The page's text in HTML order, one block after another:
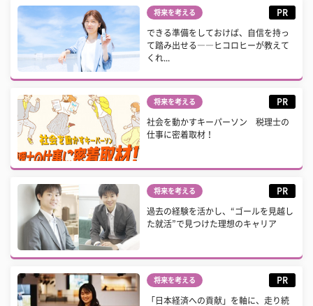
将来を考える PR
できる準備をしておけば、自信を持っ
て踏み出せる――ヒコロヒーが教えて
くれ...
将来を考える PR
社会を動かすキーパーソン 税理士の
仕事に密着取材！
将来を考える PR
過去の経験を活かし、“ゴールを見越し
た就活”で見つけた理想のキャリア
将来を考える PR
「日本経済への貢献」を軸に、走り続